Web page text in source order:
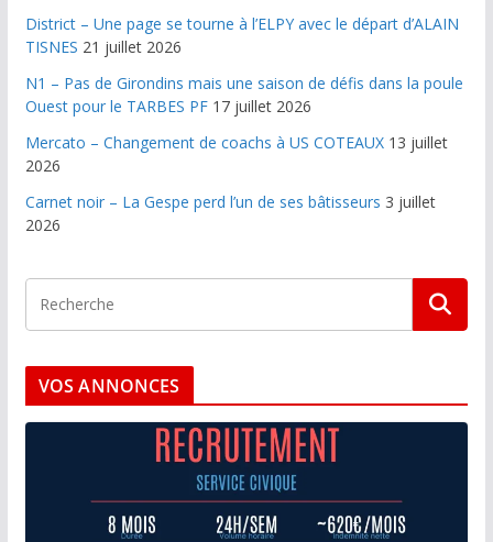
District – Une page se tourne à l’ELPY avec le départ d’ALAIN
TISNES 21 juillet 2026
N1 – Pas de Girondins mais une saison de défis dans la poule
Ouest pour le TARBES PF 17 juillet 2026
Mercato – Changement de coachs à US COTEAUX 13 juillet
2026
Carnet noir – La Gespe perd l’un de ses bâtisseurs 3 juillet
2026
VOS ANNONCES